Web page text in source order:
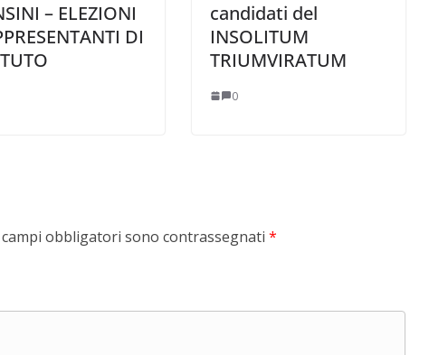
– ELEZIONI
DI
candidati del
INSOLITUM
TRIUMVIRATUM
0
obbligatori sono contrassegnati *